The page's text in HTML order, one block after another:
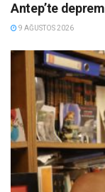
Antep’te deprem
9 AĞUSTOS 2026